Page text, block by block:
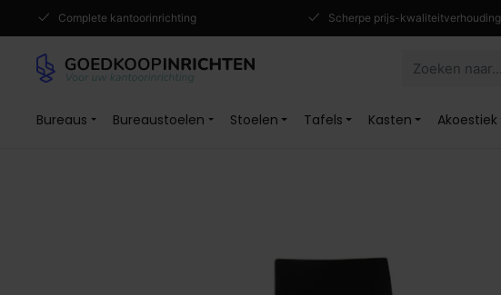
Complete kantoorinrichting Scherpe prijs-kwaliteitverhouding
Bureaus Bureaustoelen Stoelen Tafels Kasten Akoestiek